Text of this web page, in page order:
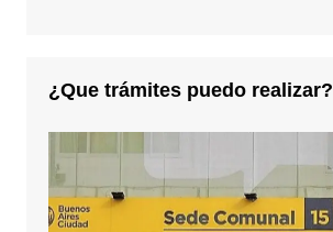
¿Que trámites puedo realizar?